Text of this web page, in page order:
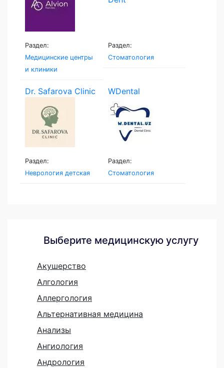
Раздел:
Медицинские центры
и клиники
Раздел:
Стоматология
Dr. Safarova Clinic
Раздел:
Неврология детская
WDental
Раздел:
Стоматология
Выберите медицинскую услугу
Акушерство
Алгология
Аллергология
Альтернативная медицина
Анализы
Ангиология
Андрология